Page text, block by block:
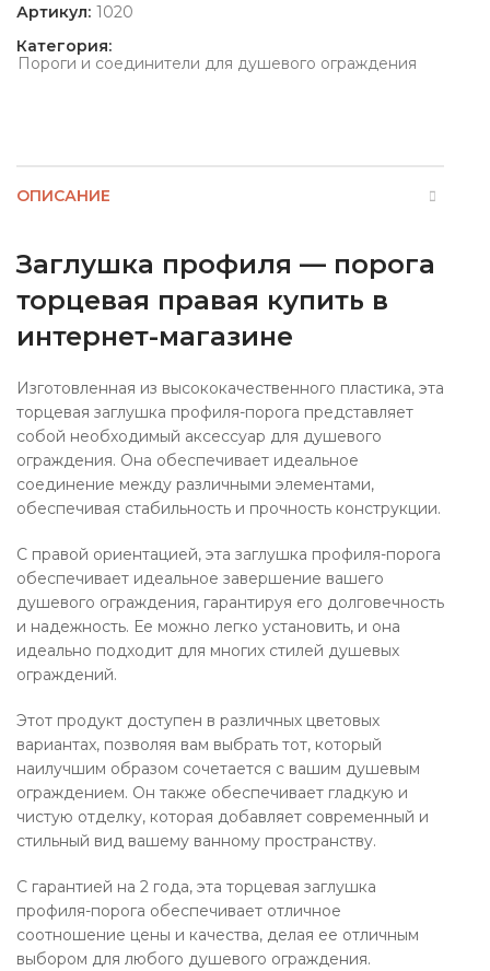
Артикул: 1020
Категория:
Пороги и соединители для душевого ограждения
ОПИСАНИЕ
Заглушка профиля — порога
торцевая правая купить в
интернет-магазине
Изготовленная из высококачественного пластика, эта
торцевая заглушка профиля-порога представляет
собой необходимый аксессуар для душевого
ограждения. Она обеспечивает идеальное
соединение между различными элементами,
обеспечивая стабильность и прочность конструкции.
С правой ориентацией, эта заглушка профиля-порога
обеспечивает идеальное завершение вашего
душевого ограждения, гарантируя его долговечность
и надежность. Ее можно легко установить, и она
идеально подходит для многих стилей душевых
ограждений.
Этот продукт доступен в различных цветовых
вариантах, позволяя вам выбрать тот, который
наилучшим образом сочетается с вашим душевым
ограждением. Он также обеспечивает гладкую и
чистую отделку, которая добавляет современный и
стильный вид вашему ванному пространству.
С гарантией на 2 года, эта торцевая заглушка
профиля-порога обеспечивает отличное
соотношение цены и качества, делая ее отличным
выбором для любого душевого ограждения.